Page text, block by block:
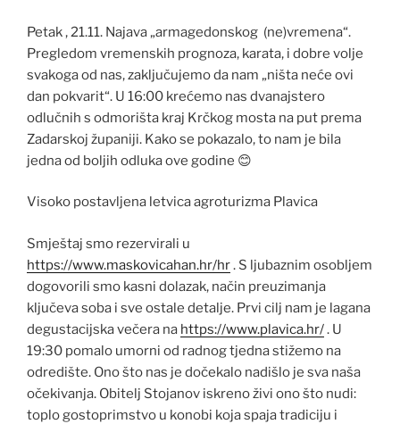
Petak , 21.11. Najava „armagedonskog (ne)vremena“.
Pregledom vremenskih prognoza, karata, i dobre volje
svakoga od nas, zaključujemo da nam „ništa neće ovi
dan pokvarit“. U 16:00 krećemo nas dvanajstero
odlučnih s odmorišta kraj Krčkog mosta na put prema
Zadarskoj županiji. Kako se pokazalo, to nam je bila
jedna od boljih odluka ove godine 😊
Visoko postavljena letvica agroturizma Plavica
Smještaj smo rezervirali u
https://www.maskovicahan.hr/hr. S ljubaznim osobljem
dogovorili smo kasni dolazak, način preuzimanja
ključeva soba i sve ostale detalje. Prvi cilj nam je lagana
degustacijska večera na https://www.plavica.hr/. U
19:30 pomalo umorni od radnog tjedna stižemo na
odredište. Ono što nas je dočekalo nadišlo je sva naša
očekivanja. Obitelj Stojanov iskreno živi ono što nudi:
toplo gostoprimstvo u konobi koja spaja tradiciju i